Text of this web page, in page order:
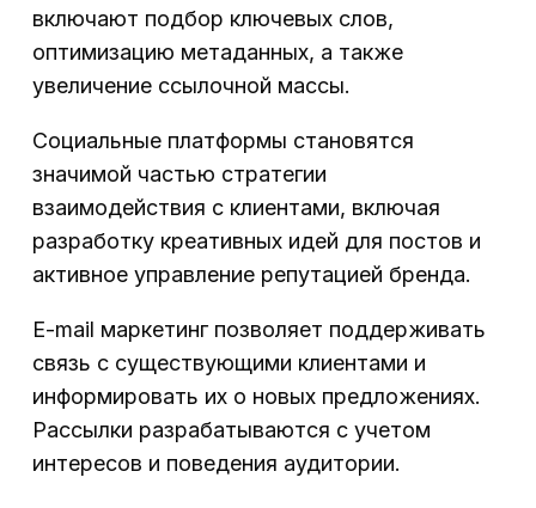
включают подбор ключевых слов,
оптимизацию метаданных, а также
увеличение ссылочной массы.
Социальные платформы становятся
значимой частью стратегии
взаимодействия с клиентами, включая
разработку креативных идей для постов и
активное управление репутацией бренда.
Е-mail маркетинг позволяет поддерживать
связь с существующими клиентами и
информировать их о новых предложениях.
Рассылки разрабатываются с учетом
интересов и поведения аудитории.